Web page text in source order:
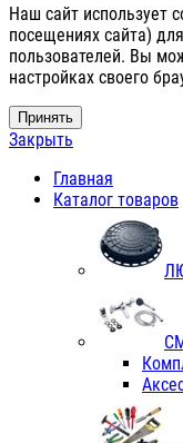
Наш сайт использует
посещениях сайта)
пользователей. Вы
настройках своего
Принять
Закрыть
Главная
Каталог товаров